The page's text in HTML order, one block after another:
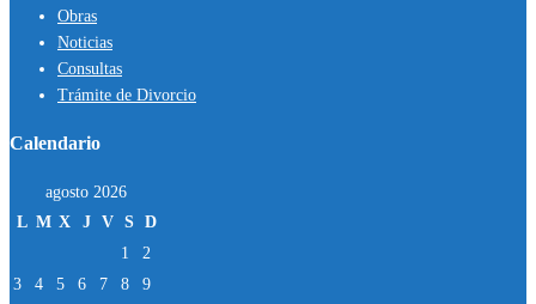
Obras
Noticias
Consultas
Trámite de Divorcio
Calendario
agosto 2026
L M X J V S D
1
2
3
4 5 6 7 8
9